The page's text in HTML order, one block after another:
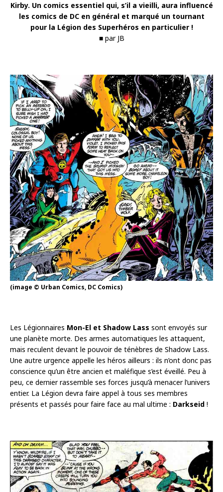
Kirby. Un comics essentiel qui, s’il a vieilli, aura influencé
les comics de DC en général et marqué un tournant
pour la Légion des Superhéros en particulier !
■ par JB
(image © Urban Comics, DC Comics)
Les Légionnaires Mon-El et Shadow Lass sont envoyés sur
une planète morte. Des armes automatiques les attaquent,
mais reculent devant le pouvoir de ténèbres de Shadow Lass.
Une autre urgence appelle les héros ailleurs : ils n’ont donc pas
conscience qu’un être ancien et maléfique s’est éveillé. Peu à
peu, ce dernier rassemble ses forces jusqu’à menacer l’univers
entier. La Légion devra faire appel à tous ses membres
présents et passés pour faire face au mal ultime : Darkseid !